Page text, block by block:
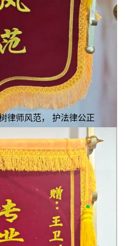
律师风范， 护法律公正